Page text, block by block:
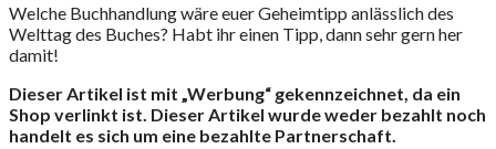
Welche Buchhandlung wäre euer Geheimtipp anlässlich des
Welttag des Buches? Habt ihr einen Tipp, dann sehr gern her
damit!
Dieser Artikel ist mit „Werbung“ gekennzeichnet, da ein
Shop verlinkt ist. Dieser Artikel wurde weder bezahlt noch
handelt es sich um eine bezahlte Partnerschaft.